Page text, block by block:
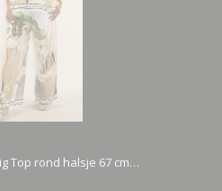
Top rond halsje 67 cm…